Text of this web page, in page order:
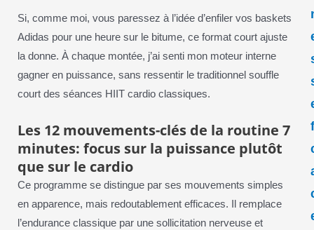
Si, comme moi, vous paressez à l’idée d’enfiler vos baskets
Adidas pour une heure sur le bitume, ce format court ajuste
la donne. À chaque montée, j’ai senti mon moteur interne
gagner en puissance, sans ressentir le traditionnel souffle
court des séances HIIT cardio classiques.
Les 12 mouvements-clés de la routine 7
minutes: focus sur la puissance plutôt
que sur le cardio
Ce programme se distingue par ses mouvements simples
en apparence, mais redoutablement efficaces. Il remplace
l’endurance classique par une sollicitation nerveuse et